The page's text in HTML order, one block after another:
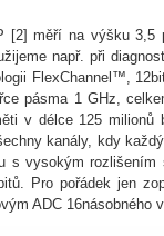
[2] měří na výšku
např. při
FlexChannel™,
pásma 1 GHz,
v délce 125 milionů
kanály, kdy
s vysokým rozlišením
Pro pořádek jen
ADC 16násobného